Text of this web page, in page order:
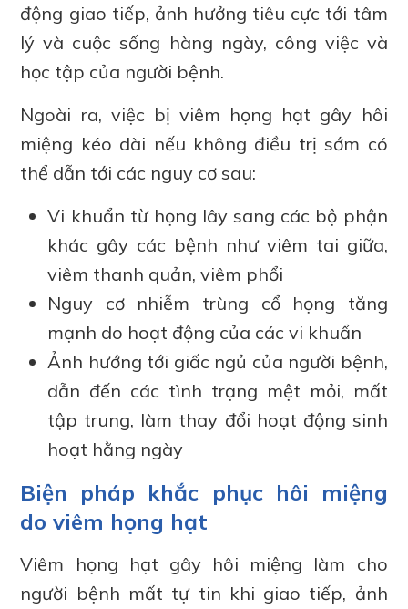
động giao tiếp, ảnh hưởng tiêu cực tới tâm
lý và cuộc sống hàng ngày, công việc và
học tập của người bệnh.
Ngoài ra, việc bị viêm họng hạt gây hôi
miệng kéo dài nếu không điều trị sớm có
thể dẫn tới các nguy cơ sau:
Vi khuẩn từ họng lây sang các bộ phận
khác gây các bệnh như viêm tai giữa,
viêm thanh quản, viêm phổi
Nguy cơ nhiễm trùng cổ họng tăng
mạnh do hoạt động của các vi khuẩn
Ảnh hướng tới giấc ngủ của người bệnh,
dẫn đến các tình trạng mệt mỏi, mất
tập trung, làm thay đổi hoạt động sinh
hoạt hằng ngày
Biện pháp khắc phục hôi miệng
do viêm họng hạt
Viêm họng hạt gây hôi miệng làm cho
người bệnh mất tự tin khi giao tiếp, ảnh